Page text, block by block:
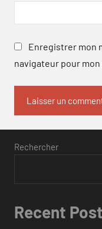
Enregistrer mon
navigateur pour
Rechercher
Recent